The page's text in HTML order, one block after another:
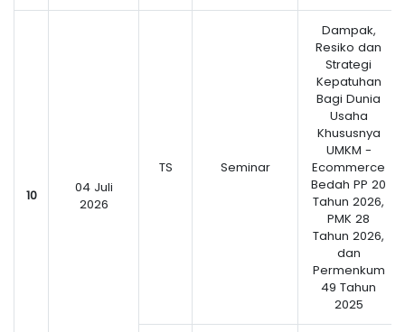
10
04 Juli
2026
TS Seminar
Dampak,
Resiko dan
Strategi
Kepatuhan
Bagi Dunia
Usaha
Khususnya
UMKM -
Ecommerce
Bedah PP 20
Tahun 2026,
PMK 28
Tahun 2026,
dan
Permenkum
49 Tahun
2025